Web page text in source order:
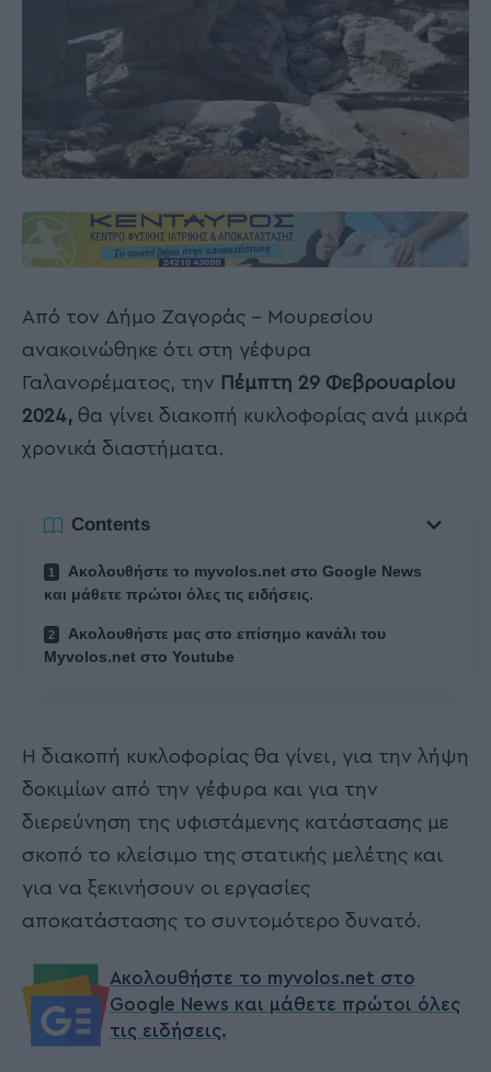
Από τον Δήμο Ζαγοράς – Μουρεσίου
ανακοινώθηκε ότι στη γέφυρα
Γαλανορέματος, την Πέμπτη 29 Φεβρουαρίου
2024, θα γίνει διακοπή κυκλοφορίας ανά μικρά
χρονικά διαστήματα.
Contents
Ακολουθήστε το myvolos.net στο Google News
και μάθετε πρώτοι όλες τις ειδήσεις.
Ακολουθήστε μας στο επίσημο κανάλι του
Myvolos.net στο Youtube
Η διακοπή κυκλοφορίας θα γίνει, για την λήψη
δοκιμίων από την γέφυρα και για την
διερεύνηση της υφιστάμενης κατάστασης με
σκοπό το κλείσιμο της στατικής μελέτης και
για να ξεκινήσουν οι εργασίες
αποκατάστασης το συντομότερο δυνατό.
Ακολουθήστε το myvolos.net στο
Google News και μάθετε πρώτοι όλες
τις ειδήσεις.